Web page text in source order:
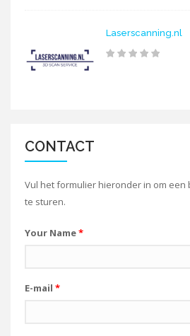
Laserscanning.nl
CONTACT
Vul het formulier hieronder in om
te sturen.
Your Name*
E-mail *